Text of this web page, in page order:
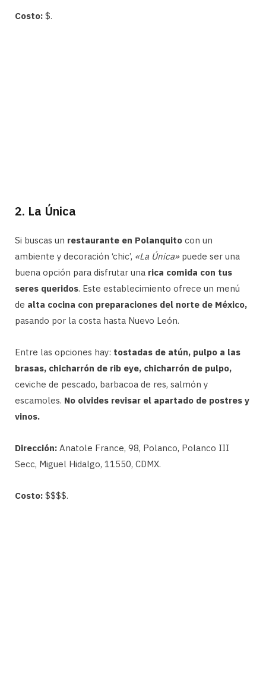
Costo: $.
2. La Única
Si buscas un restaurante en Polanquito con un
ambiente y decoración ‘chic’, «La Única»puede ser una
buena opción para disfrutar una rica comida con tus
seres queridos. Este establecimiento ofrece un menú
de alta cocina con preparaciones del norte de México,
pasando por la costa hasta Nuevo León.
Entre las opciones hay: tostadas de atún, pulpo a las
brasas, chicharrón de rib eye, chicharrón de pulpo,
ceviche de pescado, barbacoa de res, salmón y
escamoles. No olvides revisar el apartado de postres y
vinos.
Dirección: Anatole France, 98, Polanco, Polanco III
Secc, Miguel Hidalgo, 11550, CDMX.
Costo: $$$$.